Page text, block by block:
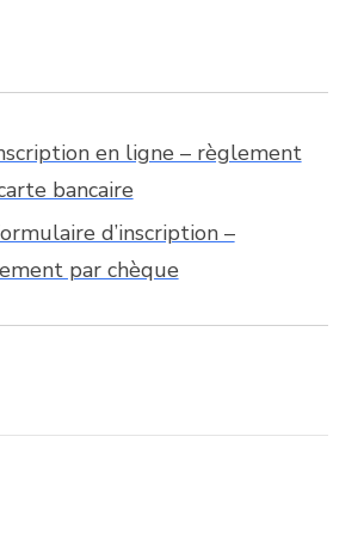
en ligne – règlement
bancaire
d’inscription –
par chèque